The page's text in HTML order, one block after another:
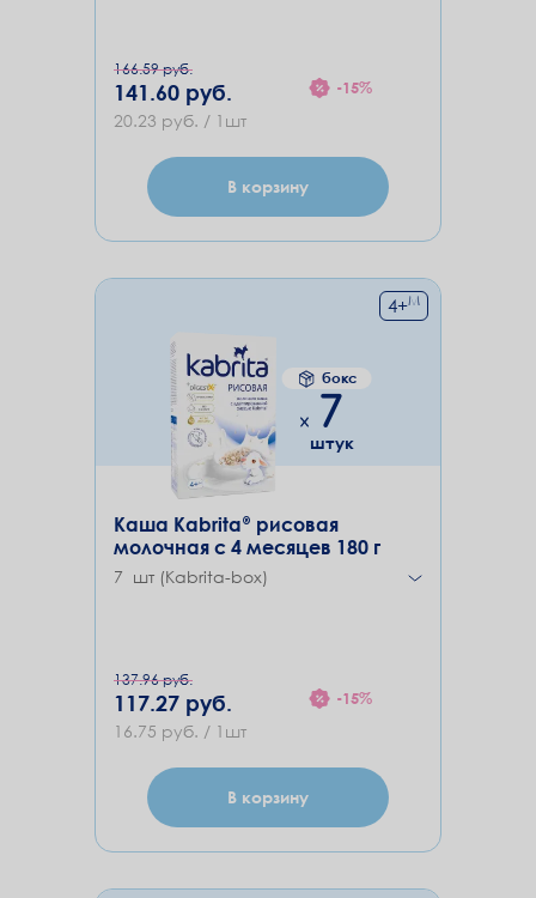
166.59 руб.
141.60 руб.
20.23 руб. / 1шт
-15%
В корзину
4+М
7
штук
бокс
Каша Kabrita® рисовая
молочная с 4 месяцев 180 г
7 шт (Kabrita-box)
137.96 руб.
117.27 руб.
16.75 руб. / 1шт
-15%
В корзину